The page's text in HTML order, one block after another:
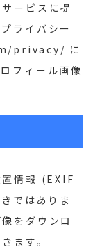
ービスに提
ライバシー
privacy/ に
フィール画像
置情報 (EXIF
ではありま
をダウンロ
ます。